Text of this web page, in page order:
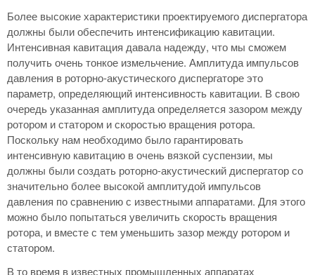
Более высокие характеристики проектируемого диспергатора
должны были обеспечить интенсификацию кавитации.
Интенсивная кавитация давала надежду, что мы сможем
получить очень тонкое измельчение. Амплитуда импульсов
давления в роторно-акустического диспергаторе это
параметр, определяющий интенсивность кавитации. В свою
очередь указанная амплитуда определяется зазором между
ротором и статором и скоростью вращения ротора.
Поскольку нам необходимо было гарантировать
интенсивную кавитацию в очень вязкой суспензии, мы
должны были создать роторно-акустический диспергатор со
значительно более высокой амплитудой импульсов
давления по сравнению с известными аппаратами. Для этого
можно было попытаться увеличить скорость вращения
ротора, и вместе с тем уменьшить зазор между ротором и
статором.
В то время в известных промышленных аппаратах